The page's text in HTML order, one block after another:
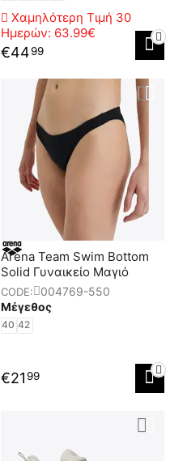
Χαμηλότερη Τιμή 30
Ημερών: 63.99€
€4499
Arena Team Swim Bottom
Solid Γυναικείο Μαγιό
CODE:
004769-550
Μέγεθος
40 42
€21 99